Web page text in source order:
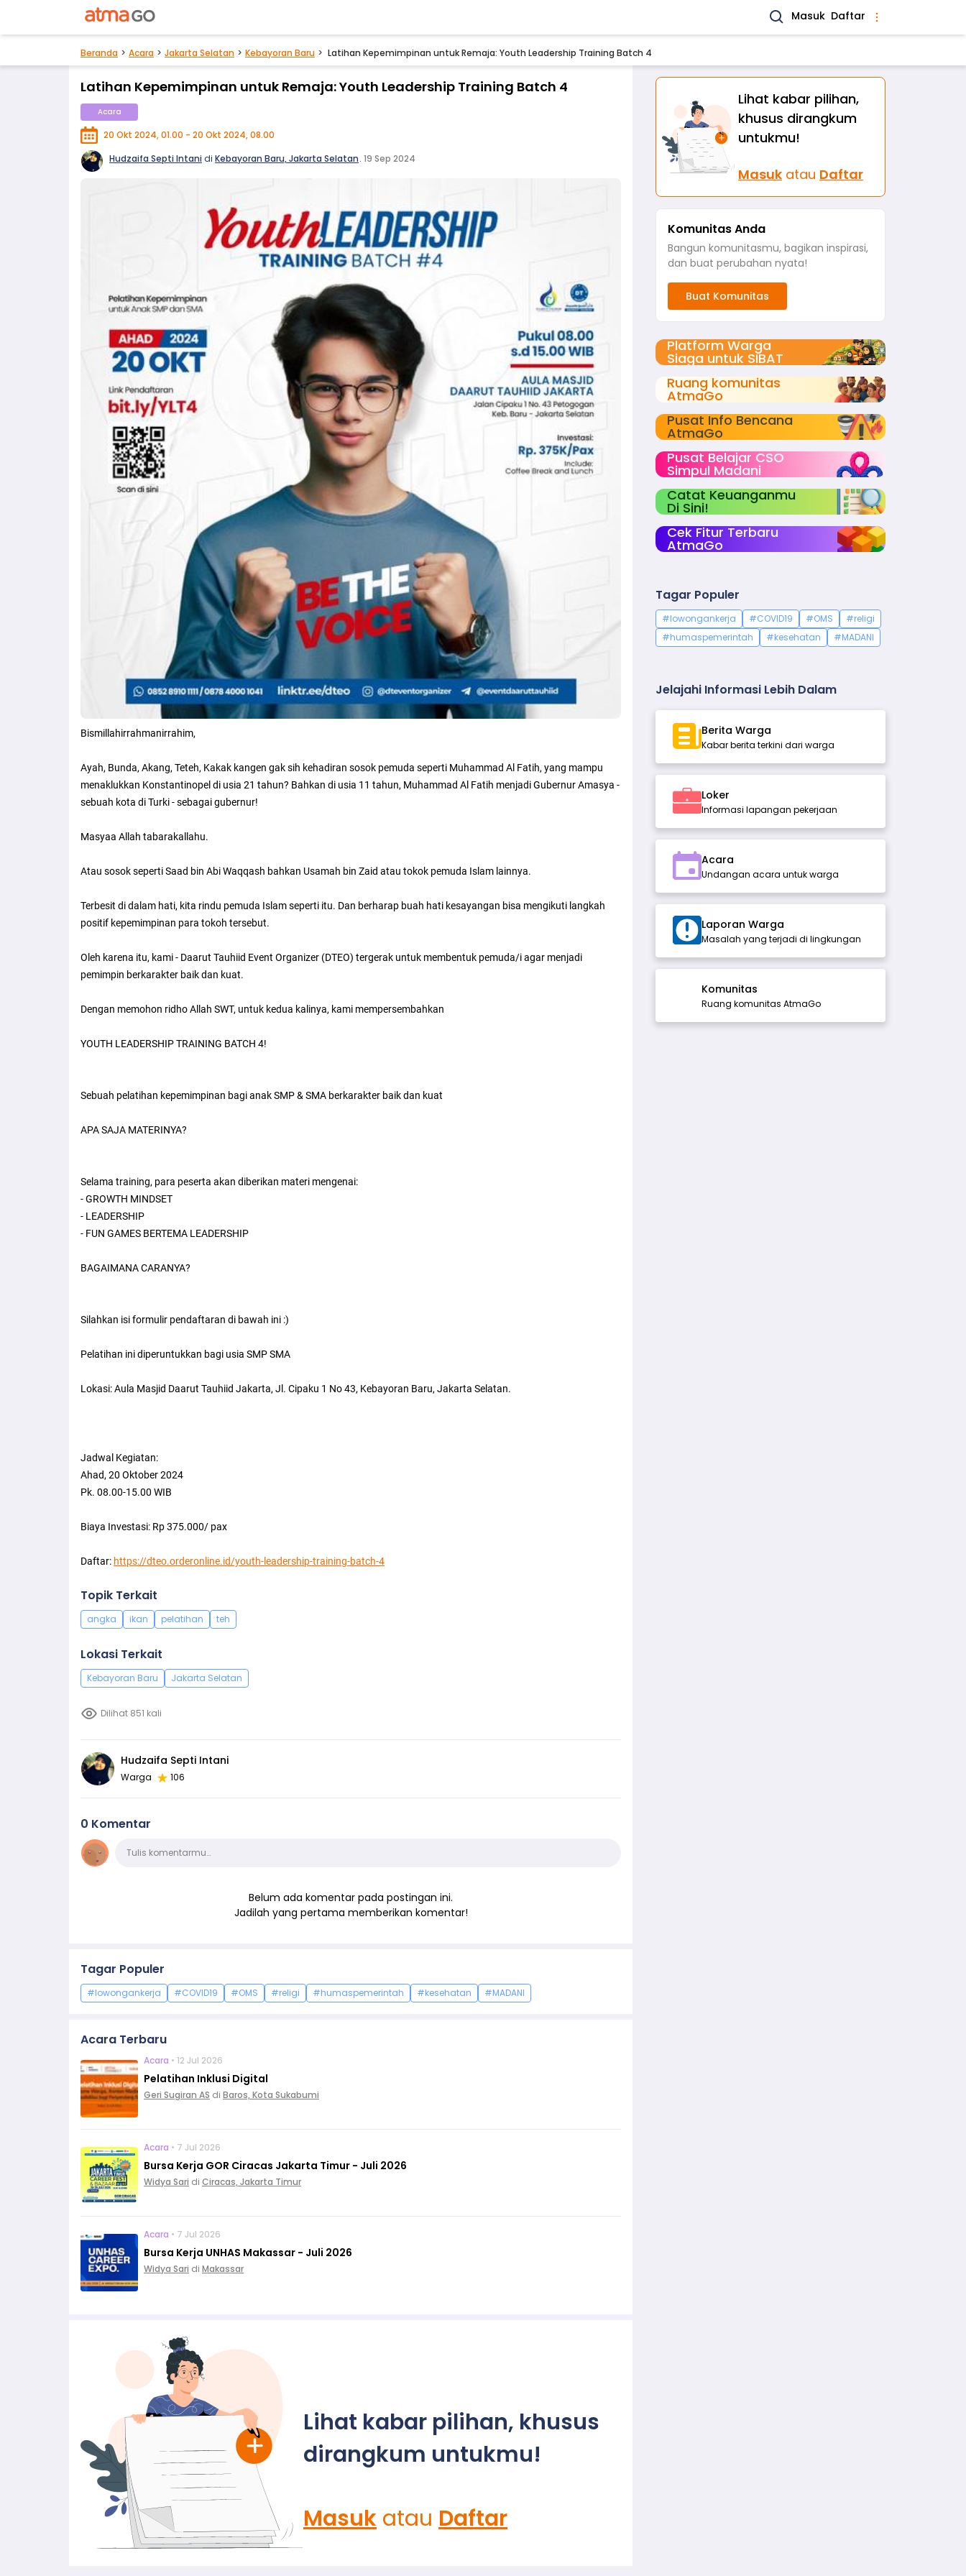
Masuk Daftar
Beranda Acara Jakarta Selatan Kebayoran Baru Latihan Kepemimpinan untuk Remaja: Youth Leadership Training Batch 4
Latihan Kepemimpinan untuk Remaja: Youth Leadership Training Batch 4
Acara
20 Okt 2024, 01.00 - 20 Okt 2024, 08.00
Hudzaifa Septi Intanidi Kebayoran Baru, Jakarta Selatan. 19 Sep 2024
Bismillahirrahmanirrahim,
Ayah, Bunda, Akang, Teteh, Kakak kangen gak sih kehadiran sosok pemuda seperti Muhammad Al Fatih, yang mampu
menaklukkan Konstantinopel di usia 21 tahun? Bahkan di usia 11 tahun, Muhammad Al Fatih menjadi Gubernur Amasya -
sebuah kota di Turki - sebagai gubernur!
Masyaa Allah tabarakallahu.
Atau sosok seperti Saad bin Abi Waqqash bahkan Usamah bin Zaid atau tokok pemuda Islam lainnya.
Terbesit di dalam hati, kita rindu pemuda Islam seperti itu. Dan berharap buah hati kesayangan bisa mengikuti langkah
positif kepemimpinan para tokoh tersebut.
Oleh karena itu, kami - Daarut Tauhiid Event Organizer (DTEO) tergerak untuk membentuk pemuda/i agar menjadi
pemimpin berkarakter baik dan kuat.
Dengan memohon ridho Allah SWT, untuk kedua kalinya, kami mempersembahkan
YOUTH LEADERSHIP TRAINING BATCH 4!
Sebuah pelatihan kepemimpinan bagi anak SMP & SMA berkarakter baik dan kuat
APA SAJA MATERINYA?
Selama training, para peserta akan diberikan materi mengenai:
- GROWTH MINDSET
- LEADERSHIP
- FUN GAMES BERTEMA LEADERSHIP
BAGAIMANA CARANYA?
Silahkan isi formulir pendaftaran di bawah ini :)
Pelatihan ini diperuntukkan bagi usia SMP SMA
Lokasi: Aula Masjid Daarut Tauhiid Jakarta, Jl. Cipaku 1 No 43, Kebayoran Baru, Jakarta Selatan.
Jadwal Kegiatan:
Ahad, 20 Oktober 2024
Pk. 08.00-15.00 WIB
Biaya Investasi: Rp 375.000/ pax
Daftar: https://dteo.orderonline.id/youth-leadership-training-batch-4
Topik Terkait
angka ikan pelatihan teh
Lokasi Terkait
Kebayoran Baru Jakarta Selatan
Dilihat 851 kali
Hudzaifa Septi Intani
Warga 106
0 Komentar
KomentarTulis komentarmu…
Belum ada komentar pada postingan ini.
Jadilah yang pertama memberikan komentar!
Tagar Populer
#lowongankerja #COVID19 #OMS #religi #humaspemerintah #kesehatan #MADANI
Acara Terbaru
Acara • 12 Jul 2026
Pelatihan Inklusi Digital
Geri Sugiran AS di Baros, Kota Sukabumi
Acara • 7 Jul 2026
Bursa Kerja GOR Ciracas Jakarta Timur - Juli 2026
Widya Sari di Ciracas, Jakarta Timur
Acara • 7 Jul 2026
Bursa Kerja UNHAS Makassar - Juli 2026
Widya Sari di Makassar
Lihat kabar pilihan, khusus
dirangkum untukmu!
Masuk atau Daftar
Lihat kabar pilihan,
khusus dirangkum
untukmu!
Masuk atau Daftar
Komunitas Anda
Bangun komunitasmu, bagikan inspirasi,
dan buat perubahan nyata!
Buat Komunitas
Platform Warga
Siaga untuk SIBAT
Ruang komunitas
AtmaGo
Pusat Info Bencana
AtmaGo
Pusat Belajar CSO
Simpul Madani
Catat Keuanganmu
Di Sini!
Cek Fitur Terbaru
AtmaGo
Tagar Populer
#lowongankerja #COVID19 #OMS
#religi
#humaspemerintah
#kesehatan #MADANI
Jelajahi Informasi Lebih Dalam
Berita Warga
Kabar berita terkini dari warga
Loker
Informasi lapangan pekerjaan
Acara
Undangan acara untuk warga
Laporan Warga
Masalah yang terjadi di lingkungan
Komunitas
Ruang komunitas AtmaGo